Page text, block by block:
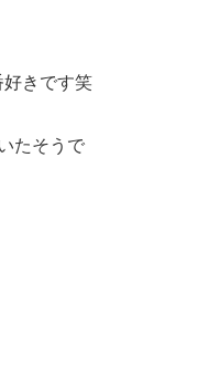
きです笑
たそうで